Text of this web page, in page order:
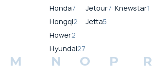
Honda7
Hongqi2
Hower2
Hyundai27
Jetour7
Jetta5
Knewstar1
M N O P R